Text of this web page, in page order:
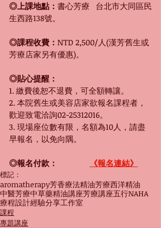
◎上課地點： 書心芳療   台北市大同區民
生西路138號。
◎課程收費： NTD 2,500/人(漢芳舊生或
芳療店家另有優惠)。
◎貼心提醒：
1. 繳費後恕不退費，可全額轉讓。
2. 本院舊生或美容店家欲報名課程者，
歡迎致電洽詢02-25312016。
3. 現場座位數有限，名額為10人，請盡
早報名，以免向隅。
◎報名付款： 《報名連結》
標記：
aromatherapy芳香療法精油芳療西洋精油
中醫芳療中草藥精油講座芳療講座五行NAHA
療程設計經驗分享工作室
課程
專題講座